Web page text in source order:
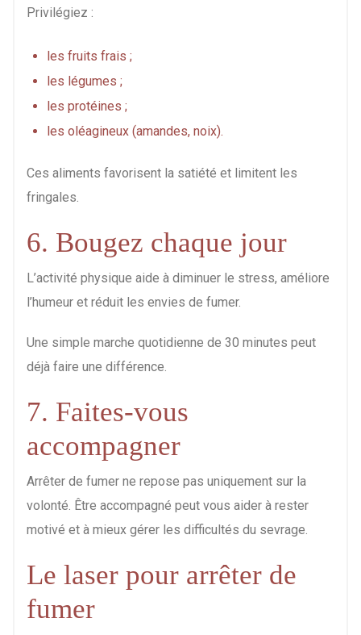
Privilégiez :
les fruits frais ;
les légumes ;
les protéines ;
les oléagineux (amandes, noix).
Ces aliments favorisent la satiété et limitent les
fringales.
6. Bougez chaque jour
L’activité physique aide à diminuer le stress, améliore
l’humeur et réduit les envies de fumer.
Une simple marche quotidienne de 30 minutes peut
déjà faire une différence.
7. Faites-vous
accompagner
Arrêter de fumer ne repose pas uniquement sur la
volonté. Être accompagné peut vous aider à rester
motivé et à mieux gérer les difficultés du sevrage.
Le laser pour arrêter de
fumer